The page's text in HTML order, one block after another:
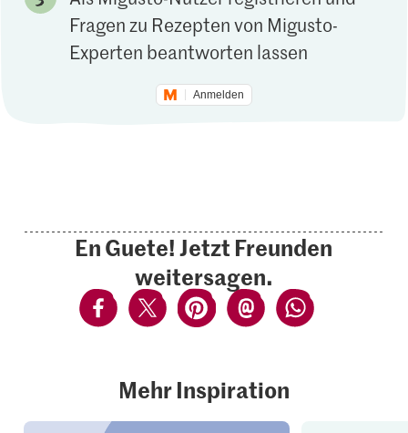
Fragen zu Rezepten von Migusto-
Experten beantworten lassen
Anmelden
En Guete! Jetzt Freunden
weitersagen.
Mehr Inspiration